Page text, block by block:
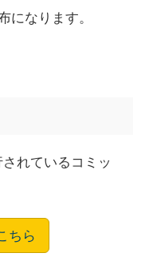
になります。
れているコミッ
ちら